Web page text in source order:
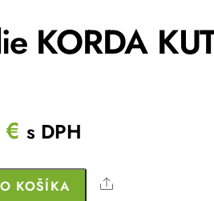
KORDA
€ Current
is:
s DPH
KOŠÍKA Share